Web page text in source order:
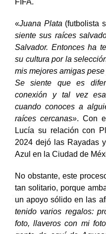
para participar en
FIFA.
«Juana Plata(futbolista
siente sus raíces
Salvador. Entonces ha
su cultura por la
mis mejores amigas
Se siente que es
conexión y tal vez
cuando conoces a
raíces cercanas». Con
Lucía su relación con
2024 dejó las Rayadas
Azul en la Ciudad de
No obstante, este
tan solitario, porque
un apoyo sólido en las
tenido varios regalos: